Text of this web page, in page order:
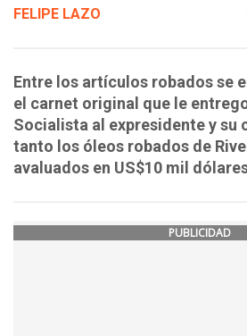
FELIPE LAZO
Entre los artículos robados se
el carnet original que le
Socialista al expresidente y su
tanto los óleos robados de
avaluados en US$10 mil
PUBLICIDAD